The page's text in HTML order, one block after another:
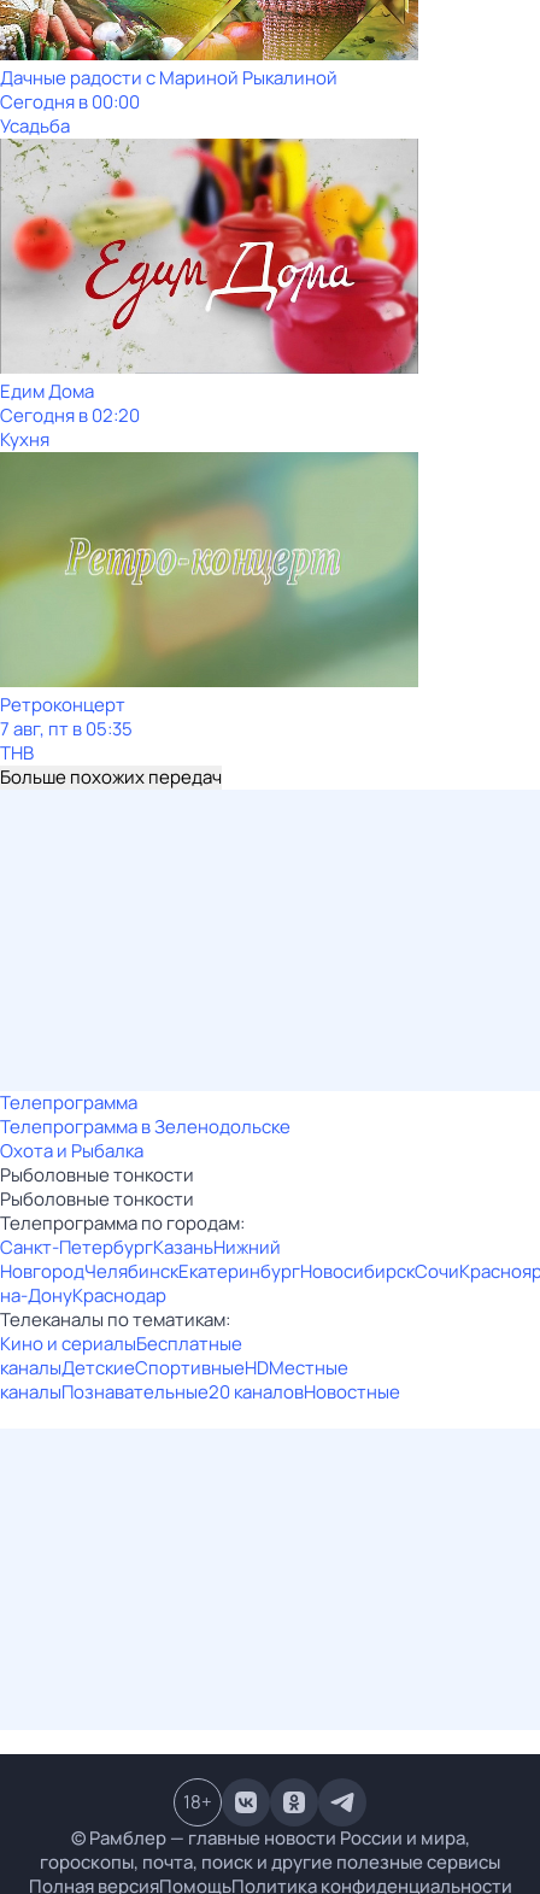
Дачные радости с Мариной Рыкалиной
Сегодня в 00:00
Усадьба
Едим Дома
Сегодня в 02:20
Кухня
Ретроконцерт
7 авг, пт в 05:35
ТНВ
Больше похожих передач
Телепрограмма
Телепрограмма в Зеленодольске
Охота и Рыбалка
Рыболовные тонкости
Рыболовные тонкости
Телепрограмма по городам:
Санкт-ПетербургКазаньНижний
НовгородЧелябинскЕкатеринбургНовосибирскСочи
на-ДонуКраснодар
Телеканалы по тематикам:
Кино и сериалыБесплатные
каналыДетскиеСпортивныеHDМестные
каналыПознавательные20 каналовНовостные
© Рамблер — главные новости России и мира,
гороскопы, почта, поиск и другие полезные сервисы
Полная версияПомощьПолитика конфиденциальности
18+